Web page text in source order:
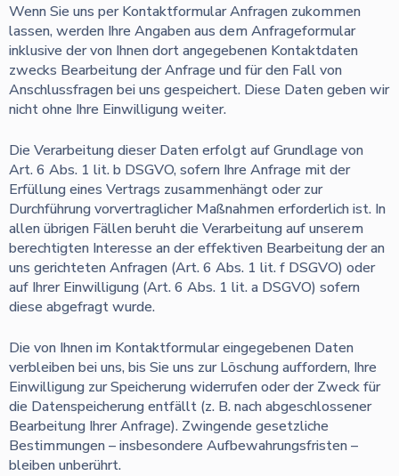
Wenn Sie uns per Kontaktformular Anfragen zukommen
lassen, werden Ihre Angaben aus dem Anfrageformular
inklusive der von Ihnen dort angegebenen Kontaktdaten
zwecks Bearbeitung der Anfrage und für den Fall von
Anschlussfragen bei uns gespeichert. Diese Daten geben wir
nicht ohne Ihre Einwilligung weiter.
Die Verarbeitung dieser Daten erfolgt auf Grundlage von
Art. 6 Abs. 1 lit. b DSGVO, sofern Ihre Anfrage mit der
Erfüllung eines Vertrags zusammenhängt oder zur
Durchführung vorvertraglicher Maßnahmen erforderlich ist. In
allen übrigen Fällen beruht die Verarbeitung auf unserem
berechtigten Interesse an der effektiven Bearbeitung der an
uns gerichteten Anfragen (Art. 6 Abs. 1 lit. f DSGVO) oder
auf Ihrer Einwilligung (Art. 6 Abs. 1 lit. a DSGVO) sofern
diese abgefragt wurde.
Die von Ihnen im Kontaktformular eingegebenen Daten
verbleiben bei uns, bis Sie uns zur Löschung auffordern, Ihre
Einwilligung zur Speicherung widerrufen oder der Zweck für
die Datenspeicherung entfällt (z. B. nach abgeschlossener
Bearbeitung Ihrer Anfrage). Zwingende gesetzliche
Bestimmungen – insbesondere Aufbewahrungsfristen –
bleiben unberührt.